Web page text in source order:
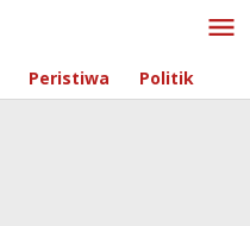
Peristiwa Politik